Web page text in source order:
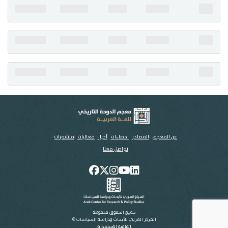
عن المعجم المصادر إحصاءات أخبار فعاليات منشورات
تواصل معنا
جميع الحقوق محفوظة
المركز العربي للأبحاث ودراسة السياسات ©